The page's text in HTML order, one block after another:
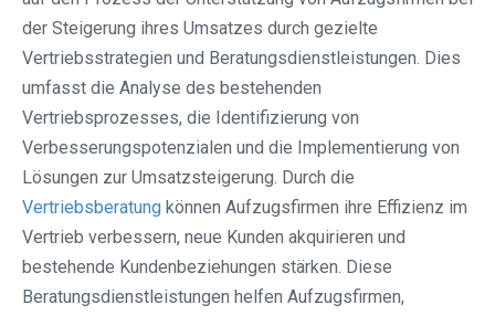
der Steigerung ihres Umsatzes durch gezielte
Vertriebsstrategien und Beratungsdienstleistungen. Dies
umfasst die Analyse des bestehenden
Vertriebsprozesses, die Identifizierung von
Verbesserungspotenzialen und die Implementierung von
Lösungen zur Umsatzsteigerung. Durch die
Vertriebsberatung können Aufzugsfirmen ihre Effizienz im
Vertrieb verbessern, neue Kunden akquirieren und
bestehende Kundenbeziehungen stärken. Diese
Beratungsdienstleistungen helfen Aufzugsfirmen,